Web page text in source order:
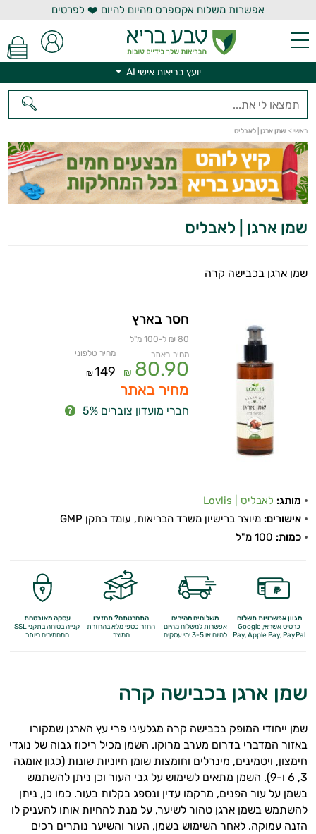
אפשרות משלוח אקספרס מהיום להיום ❤️ לפרטים
יועץ בריאות אישי AI
ראשי > שמן ארגן | לאבליס
שמן ארגן | לאבליס
שמן ארגן בכבישה קרה
חסר בארץ
80 ₪ ל-100 מ"ל
מחיר באתר
80.90
₪
מחיר טלפוני
149
₪
מחיר באתר
חברי מועדון צוברים 5%
מותג: לאבליס | Lovlis
אישורים: מיוצר ברישיון משרד הבריאות, עומד בתקן GMP
כמות:
מגוון אפשרויות תשלום
כרטיס אשראי, Google
Pay,Apple Pay, PayPal
משלוחים מהירים
אפשרות למשלוח מהיום
להיום או 3-5 ימי עסקים
התחרטתם? תחזירו
החזר כספי מלאבהחזרת
המוצר
עסקה מאובטחת
קנייה בטוחה בתקני SSL
המחמירים ביותר
שמן ארגן בכבישה קרה
שמן ייחודי המופק בכבישה קרה מגלעיני פרי עץ הארגן שמקורו
באזור המדברי בדרום מערב מרוקו. השמן מכיל ריכוז גבוה של נוגדי
חימצון, ויטמינים, מינרלים וחומצות שומן חיוניות שונות (כגון אומגה
3, 6 ו-9). השמן מתאים לשימוש על גבי העור וכן ניתן להשתמש
בשמן על עור הפנים, מרקמו עדין ונספג בקלות בעור. כמו כן, ניתן
להשתמש בשמן ארגן טהור לשיער, על מנת להחיות אותו להעניק לו
הזנה עמוקה. לאחר השימוש בשמן, העור והשיער נותרים רכים
יועץ בריאות אישי AI